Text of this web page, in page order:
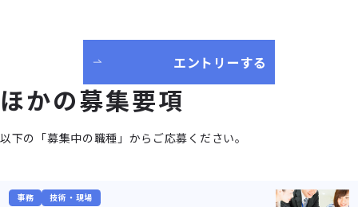
エントリーする
ほかの募集要項
以下の「募集中の職種」からご応募ください。
事務 技術・現場